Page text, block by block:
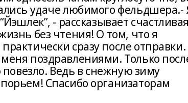
удаче любимого фельдшера.-
- рассказывает счастливая
без чтения! О том, что я
сразу после отправки.
поздравлениями. Только
повезло. Ведь в снежную зиму
Спасибо организаторам